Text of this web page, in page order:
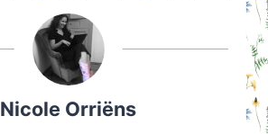
Nicole Orriëns